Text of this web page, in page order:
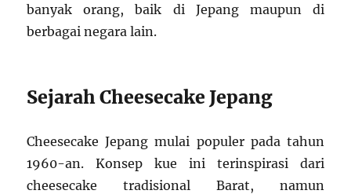
banyak orang, baik di Jepang maupun di
berbagai negara lain.
Sejarah Cheesecake Jepang
Cheesecake Jepang mulai populer pada tahun
1960-an. Konsep kue ini terinspirasi dari
cheesecake tradisional Barat, namun